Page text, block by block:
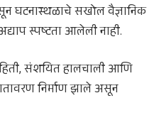
घटनास्थळाचे सखोल वैज्ञानिक
स्पष्टता आलेली नाही.
संशयित हालचाली आणि
निर्माण झाले असून